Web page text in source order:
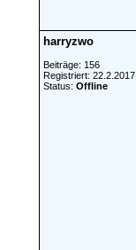
harryzwo
Beiträge: 156
Registriert: 22.2.2017
Status: Offline